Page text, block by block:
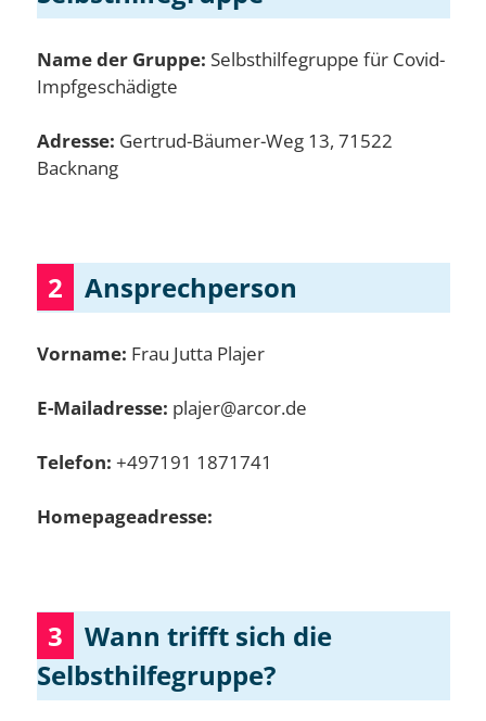
Name der Gruppe: Selbsthilfegruppe für Covid-
Impfgeschädigte
Adresse: Gertrud-Bäumer-Weg 13, 71522
Backnang
2 Ansprechperson
Vorname: Frau Jutta Plajer
E-Mailadresse: plajer@arcor.de
Telefon: +497191 1871741
Homepageadresse:
3
Wann trifft sich die
Selbsthilfegruppe?